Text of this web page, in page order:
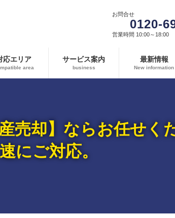
お問合せ
0120-
営業時間 10:00～18:00
応エリア
area
サービス案内
business
最新情報
New information
売却】ならお任せく
速にご対応。